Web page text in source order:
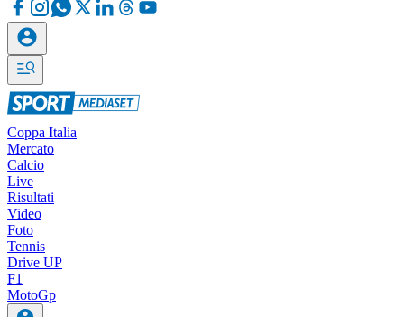
Coppa Italia
Mercato
Calcio
Live
Risultati
Video
Foto
Tennis
Drive UP
F1
MotoGp